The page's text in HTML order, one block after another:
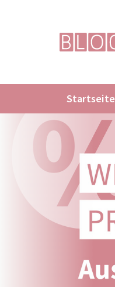
Navigation
Startseite
Suchbegriffe